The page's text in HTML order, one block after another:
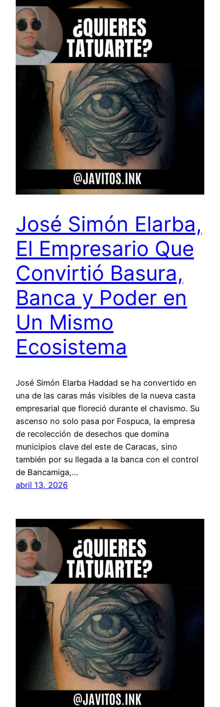
José Simón Elarba,
El Empresario Que
Convirtió Basura,
Banca y Poder en
Un Mismo
Ecosistema
José Simón Elarba Haddad se ha convertido en
una de las caras más visibles de la nueva casta
empresarial que floreció durante el chavismo. Su
ascenso no solo pasa por Fospuca, la empresa
de recolección de desechos que domina
municipios clave del este de Caracas, sino
también por su llegada a la banca con el control
de Bancamiga,…
abril 13, 2026